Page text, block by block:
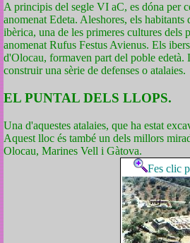
A principis del segle VI aC, es dóna per
anomenat Edeta. Aleshores, els
ibèrica, una de les primeres cultures dels
anomenat Rufus Festus Avienus. Els
d'Olocau, formaven part del poble edetà.
construir una sèrie de defenses o atalaies.
EL PUNTAL DELS LLOPS.
Una d'aquestes atalaies, que ha estat
Aquest lloc és també un dels millors
Olocau, Marines Vell i Gàtova.
Fes clic